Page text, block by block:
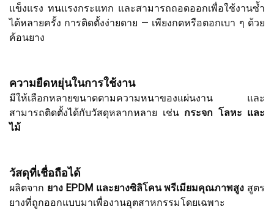
แข็งแรง ทนแรงกระแทก และสามารถถอดออกเพื่อใช้งานซ้ำ
ได้หลายครั้ง การติดตั้งง่ายดาย — เพียงกดหรือตอกเบา ๆ ด้วย
ค้อนยาง
ความยืดหยุ่นในการใช้งาน
มีให้เลือกหลายขนาดตามความหนาของแผ่นงาน และ
สามารถติดตั้งได้กับวัสดุหลากหลาย เช่น กระจก โลหะ และ
ไม้
วัสดุที่เชื่อถือได้
ผลิตจาก ยาง EPDM และยางซิลิโคน พรีเมียมคุณภาพสูง สูตร
ยางที่ถูกออกแบบมาเพื่องานอุตสาหกรรมโดยเฉพาะ